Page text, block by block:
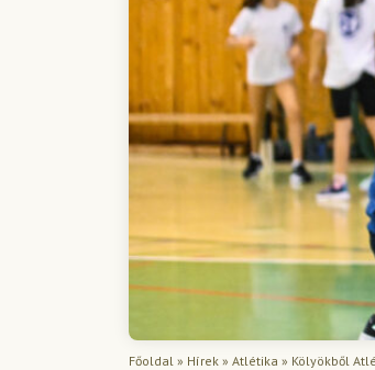
Főoldal » Hírek » Atlétika » Kölyökből